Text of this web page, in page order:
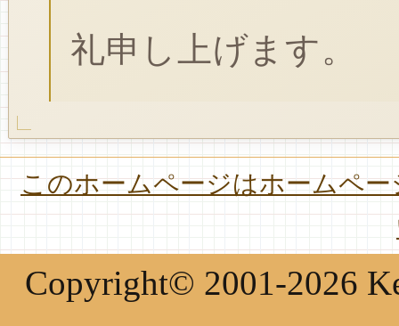
礼申し上げます。
このホームページはホームペ
Copyright© 2001-2026